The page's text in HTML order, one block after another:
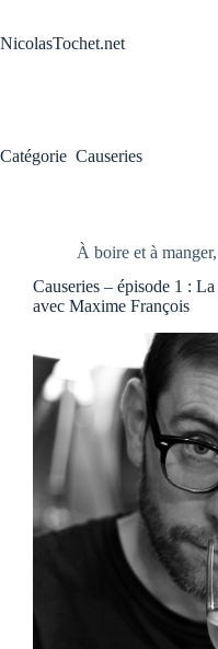
contenu
NicolasTochet.net
Catégorie Causeries
À boire et à manger,
Causeries – épisode 1 :
avec Maxime François